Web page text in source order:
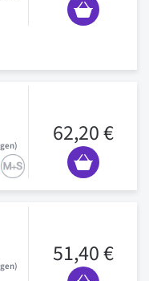
62,20 €
51,40 €